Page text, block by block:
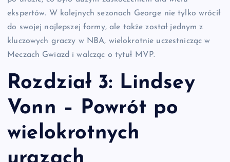
ekspertów. W kolejnych sezonach George nie tylko wrócił
do swojej najlepszej formy, ale także został jednym z
kluczowych graczy w NBA, wielokrotnie uczestnicząc w
Meczach Gwiazd i walcząc o tytuł MVP.
Rozdział 3: Lindsey
Vonn – Powrót po
wielokrotnych